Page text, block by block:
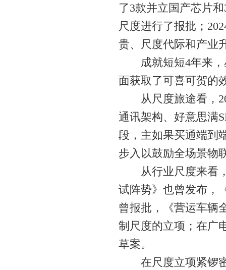
了3款并立国产芯片
尺度进行了报批；
贵、尺度代际和产业
成就短短4年来，
面获取了可喜可贺的
从尺度旅途看，
通讯架构、好意思满
段，主如果买通端到
步入以鼓励全场景物
从行业尺度来看，
试阵势》也曾发布，
曾报批，《营运车辆
制尺度的立项；在广
草案。
在尺度立项紧锣密